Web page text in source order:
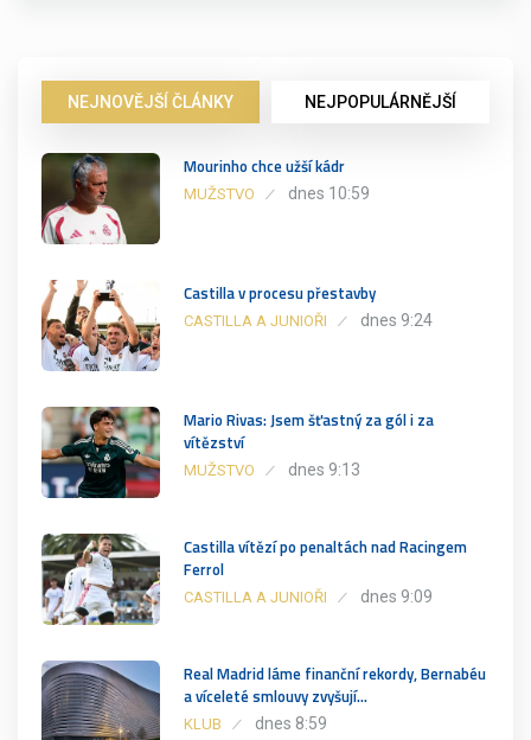
NEJNOVĚJŠÍ ČLÁNKY NEJPOPULÁRNĚJŠÍ
Mourinho chce užší kádr
MUŽSTVO dnes 10:59
Castilla v procesu přestavby
CASTILLA A JUNIOŘI dnes 9:24
Mario Rivas: Jsem šťastný za gól i za
vítězství
MUŽSTVO dnes 9:13
Castilla vítězí po penaltách nad Racingem
Ferrol
CASTILLA A JUNIOŘI dnes 9:09
Real Madrid láme finanční rekordy, Bernabéu
a víceleté smlouvy zvyšují…
KLUB dnes 8:59